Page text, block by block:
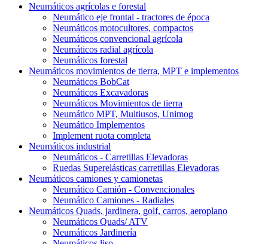
Neumáticos agrícolas e forestal
Neumático eje frontal - tractores de época
Neumáticos motocultores, compactos
Neumáticos convencional agrícola
Neumáticos radial agrícola
Neumáticos forestal
Neumáticos movimientos de tierra, MPT e implementos
Neumáticos BobCat
Neumáticos Excavadoras
Neumáticos Movimientos de tierra
Neumático MPT, Multiusos, Unimog
Neumático Implementos
Implement ruota completa
Neumáticos industrial
Neumáticos - Carretillas Elevadoras
Ruedas Superelásticas carretillas Elevadoras
Neumáticos camiones y camionetas
Neumático Camión - Convencionales
Neumático Camiones - Radiales
Neumáticos Quads, jardinera, golf, carros, aeroplano
Neumáticos Quads/ ATV
Neumáticos Jardinería